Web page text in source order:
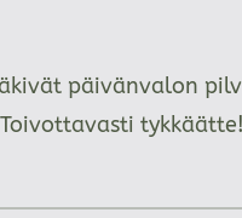
päivänvalon